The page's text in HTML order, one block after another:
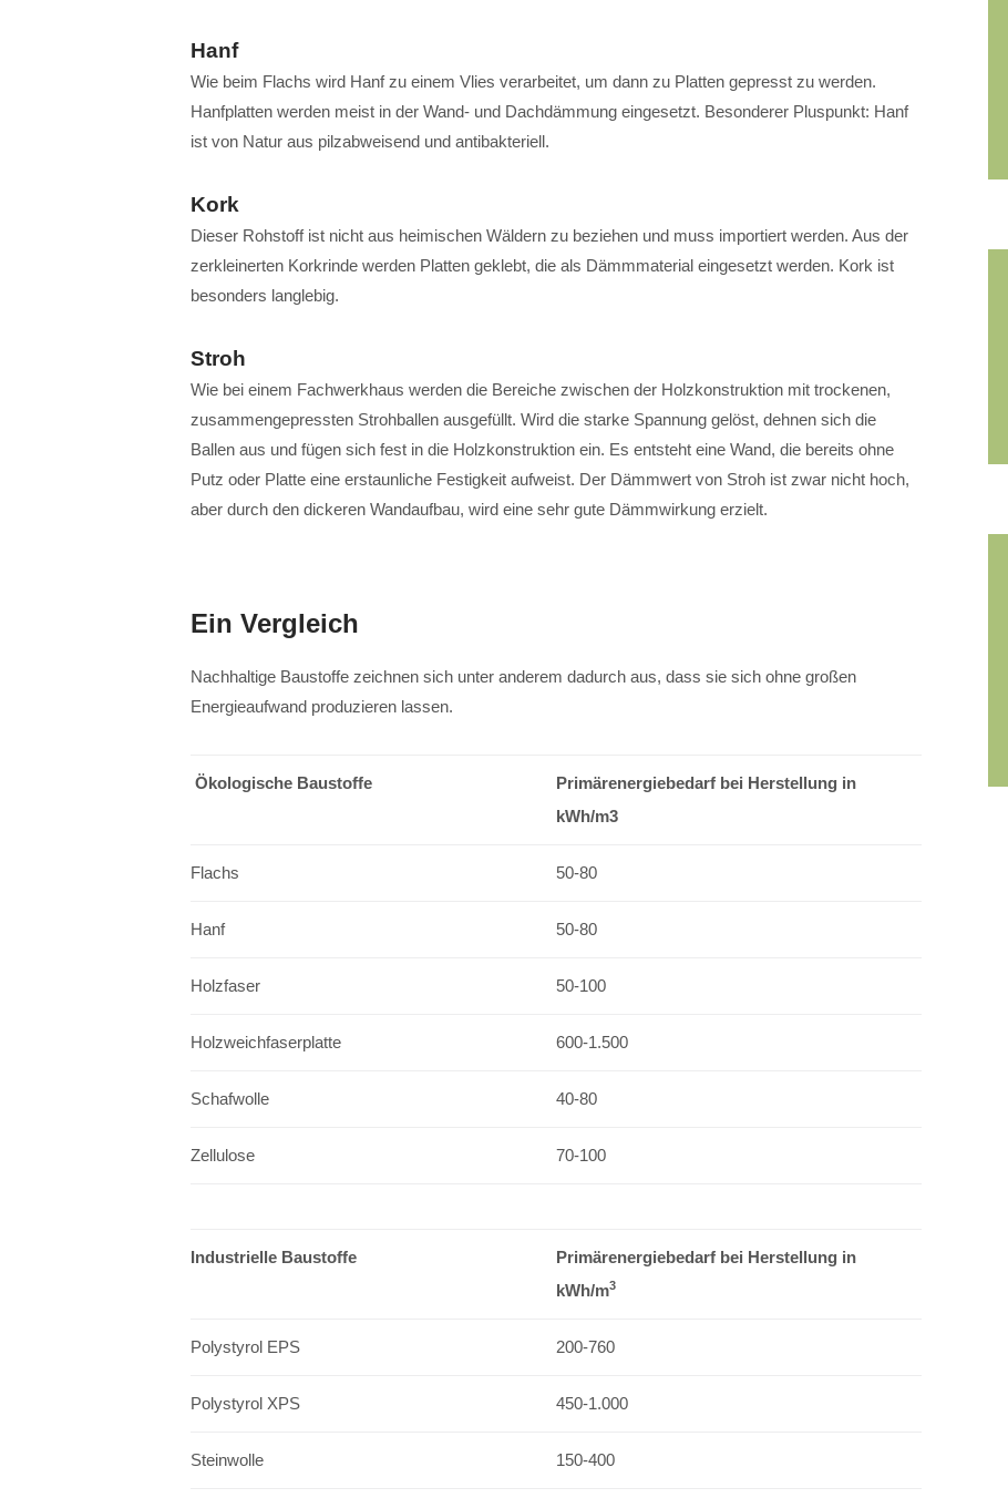
Hanf
Wie beim Flachs wird Hanf zu einem Vlies verarbeitet, um dann zu Platten gepresst zu werden.
Hanfplatten werden meist in der Wand- und Dachdämmung eingesetzt. Besonderer Pluspunkt: Hanf
ist von Natur aus pilzabweisend und antibakteriell.
Kork
Dieser Rohstoff ist nicht aus heimischen Wäldern zu beziehen und muss importiert werden. Aus der
zerkleinerten Korkrinde werden Platten geklebt, die als Dämmmaterial eingesetzt werden. Kork ist
besonders langlebig.
Stroh
Wie bei einem Fachwerkhaus werden die Bereiche zwischen der Holzkonstruktion mit trockenen,
zusammengepressten Strohballen ausgefüllt. Wird die starke Spannung gelöst, dehnen sich die
Ballen aus und fügen sich fest in die Holzkonstruktion ein. Es entsteht eine Wand, die bereits ohne
Putz oder Platte eine erstaunliche Festigkeit aufweist. Der Dämmwert von Stroh ist zwar nicht hoch,
aber durch den dickeren Wandaufbau, wird eine sehr gute Dämmwirkung erzielt.
Ein Vergleich
Nachhaltige Baustoffe zeichnen sich unter anderem dadurch aus, dass sie sich ohne großen
Energieaufwand produzieren lassen.
Ökologische Baustoffe
Primärenergiebedarf bei Herstellung in
kWh/m3
Flachs 50-80
Hanf 50-80
Holzfaser 50-100
Holzweichfaserplatte 600-1.500
Schafwolle 40-80
Zellulose 70-100
Industrielle Baustoffe
Primärenergiebedarf bei Herstellung in
kWh/m3
Polystyrol EPS 200-760
Polystyrol XPS 450-1.000
Steinwolle 150-400